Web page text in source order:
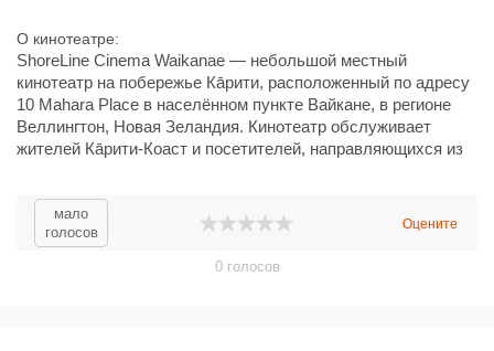
О кинотеатре
ShoreLine Cinema Waikanae — небольшой местный
кинотеатр на побережье Кāpити, расположенный по адресу
10 Mahara Place в населённом пункте Вайкане, в регионе
Веллингтон, Новая Зеландия. Кинотеатр обслуживает
жителей Кāpити-Коаст и посетителей, направляющихся из
авторские картины. Удобное расположение рядом с
центром Вайкане и общественными точками доступа
делает кинотеатр популярным местом для семейных и
мало
голосов
Оцените
0голосов